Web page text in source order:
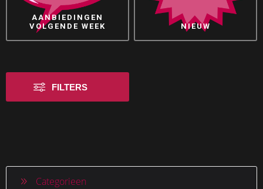
AANBIEDINGEN
VOLGENDE WEEK
NIEUW
FILTERS
Categorieen